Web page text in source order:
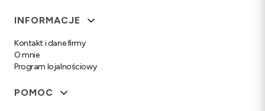
Linki w stopce
INFORMACJE
Kontakt i dane firmy
O mnie
Program lojalnościowy
POMOC